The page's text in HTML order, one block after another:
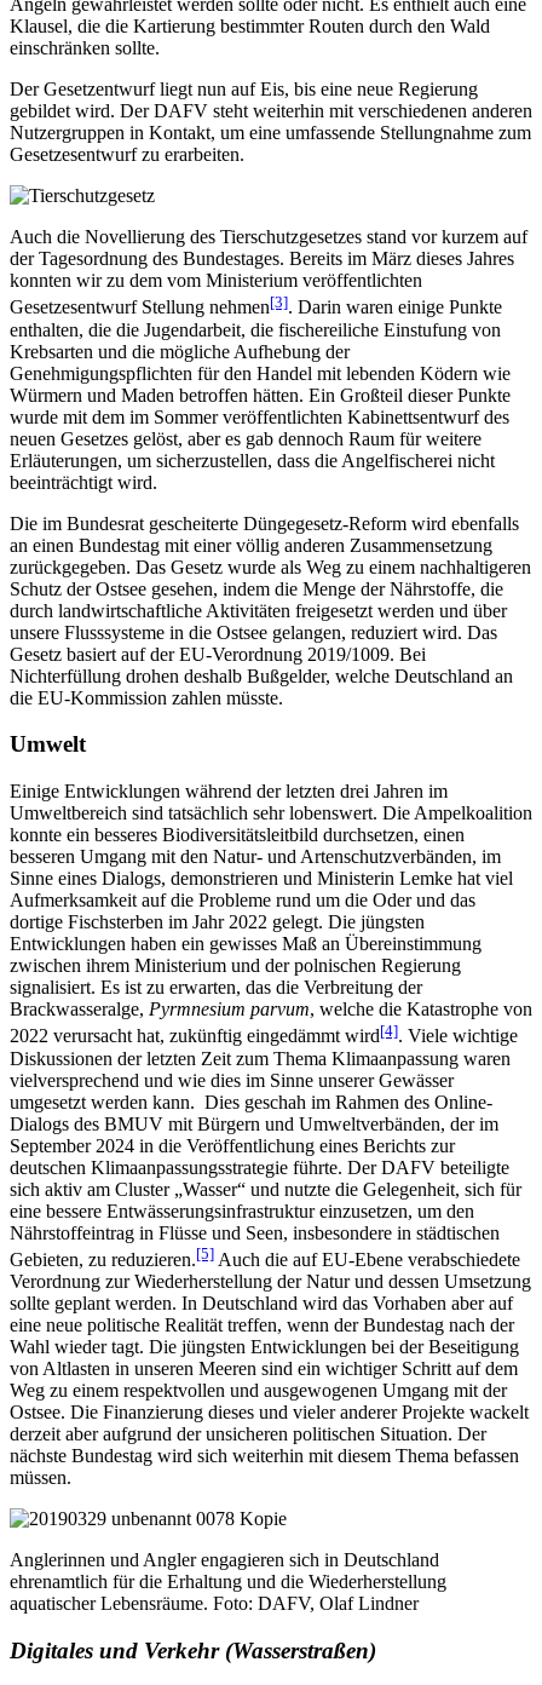
Angeln gewährleistet werden sollte oder nicht. Es enthielt auch eine
Klausel, die die Kartierung bestimmter Routen durch den Wald
einschränken sollte.
Der Gesetzentwurf liegt nun auf Eis, bis eine neue Regierung
gebildet wird. Der DAFV steht weiterhin mit verschiedenen anderen
Nutzergruppen in Kontakt, um eine umfassende Stellungnahme zum
Gesetzesentwurf zu erarbeiten.
Auch die Novellierung des Tierschutzgesetzes stand vor kurzem auf
der Tagesordnung des Bundestages. Bereits im März dieses Jahres
konnten wir zu dem vom Ministerium veröffentlichten
Gesetzesentwurf Stellung nehmen[3]. Darin waren einige Punkte
enthalten, die die Jugendarbeit, die fischereiliche Einstufung von
Krebsarten und die mögliche Aufhebung der
Genehmigungspflichten für den Handel mit lebenden Ködern wie
Würmern und Maden betroffen hätten. Ein Großteil dieser Punkte
wurde mit dem im Sommer veröffentlichten Kabinettsentwurf des
neuen Gesetzes gelöst, aber es gab dennoch Raum für weitere
Erläuterungen, um sicherzustellen, dass die Angelfischerei nicht
beeinträchtigt wird.
Die im Bundesrat gescheiterte Düngegesetz-Reform wird ebenfalls
an einen Bundestag mit einer völlig anderen Zusammensetzung
zurückgegeben. Das Gesetz wurde als Weg zu einem nachhaltigeren
Schutz der Ostsee gesehen, indem die Menge der Nährstoffe, die
durch landwirtschaftliche Aktivitäten freigesetzt werden und über
unsere Flusssysteme in die Ostsee gelangen, reduziert wird. Das
Gesetz basiert auf der EU-Verordnung 2019/1009. Bei
Nichterfüllung drohen deshalb Bußgelder, welche Deutschland an
die EU-Kommission zahlen müsste.
Umwelt
Einige Entwicklungen während der letzten drei Jahren im
Umweltbereich sind tatsächlich sehr lobenswert. Die Ampelkoalition
konnte ein besseres Biodiversitätsleitbild durchsetzen, einen
besseren Umgang mit den Natur- und Artenschutzverbänden, im
Sinne eines Dialogs, demonstrieren und Ministerin Lemke hat viel
Aufmerksamkeit auf die Probleme rund um die Oder und das
dortige Fischsterben im Jahr 2022 gelegt. Die jüngsten
Entwicklungen haben ein gewisses Maß an Übereinstimmung
zwischen ihrem Ministerium und der polnischen Regierung
signalisiert. Es ist zu erwarten, das die Verbreitung der
Brackwasseralge, Pyrmnesium parvum, welche die Katastrophe von
2022 verursacht hat, zukünftig eingedämmt wird[4]. Viele wichtige
Diskussionen der letzten Zeit zum Thema Klimaanpassung waren
vielversprechend und wie dies im Sinne unserer Gewässer
umgesetzt werden kann. Dies geschah im Rahmen des Online-
Dialogs des BMUV mit Bürgern und Umweltverbänden, der im
September 2024 in die Veröffentlichung eines Berichts zur
deutschen Klimaanpassungsstrategie führte. Der DAFV beteiligte
sich aktiv am Cluster „Wasser“ und nutzte die Gelegenheit, sich für
eine bessere Entwässerungsinfrastruktur einzusetzen, um den
Nährstoffeintrag in Flüsse und Seen, insbesondere in städtischen
Gebieten, zu reduzieren.[5] Auch die auf EU-Ebene verabschiedete
Verordnung zur Wiederherstellung der Natur und dessen Umsetzung
sollte geplant werden. In Deutschland wird das Vorhaben aber auf
eine neue politische Realität treffen, wenn der Bundestag nach der
Wahl wieder tagt. Die jüngsten Entwicklungen bei der Beseitigung
von Altlasten in unseren Meeren sind ein wichtiger Schritt auf dem
Weg zu einem respektvollen und ausgewogenen Umgang mit der
Ostsee. Die Finanzierung dieses und vieler anderer Projekte wackelt
derzeit aber aufgrund der unsicheren politischen Situation. Der
nächste Bundestag wird sich weiterhin mit diesem Thema befassen
müssen.
Anglerinnen und Angler engagieren sich in Deutschland
ehrenamtlich für die Erhaltung und die Wiederherstellung
aquatischer Lebensräume. Foto: DAFV, Olaf Lindner
Digitales und Verkehr (Wasserstraßen)